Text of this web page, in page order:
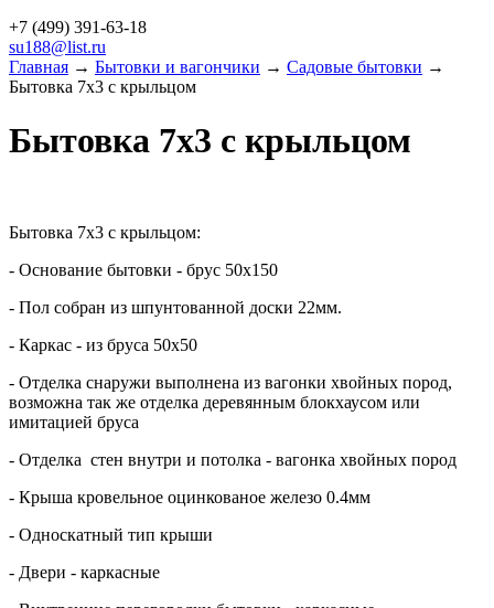
+7 (499) 391-63-18
su188@list.ru
Главная → Бытовки и вагончики → Садовые бытовки →
Бытовка 7х3 с крыльцом
Бытовка 7х3 с крыльцом
Бытовка 7х3 с крыльцом:
- Основание бытовки - брус 50х150
- Пол собран из шпунтованной доски 22мм.
- Каркас - из бруса 50х50
- Отделка снаружи выполнена из вагонки хвойных пород,
возможна так же отделка деревянным блокхаусом или
имитацией бруса
- Отделка стен внутри и потолка - вагонка хвойных пород
- Крыша кровельное оцинкованое железо 0.4мм
- Односкатный тип крыши
- Двери - каркасные